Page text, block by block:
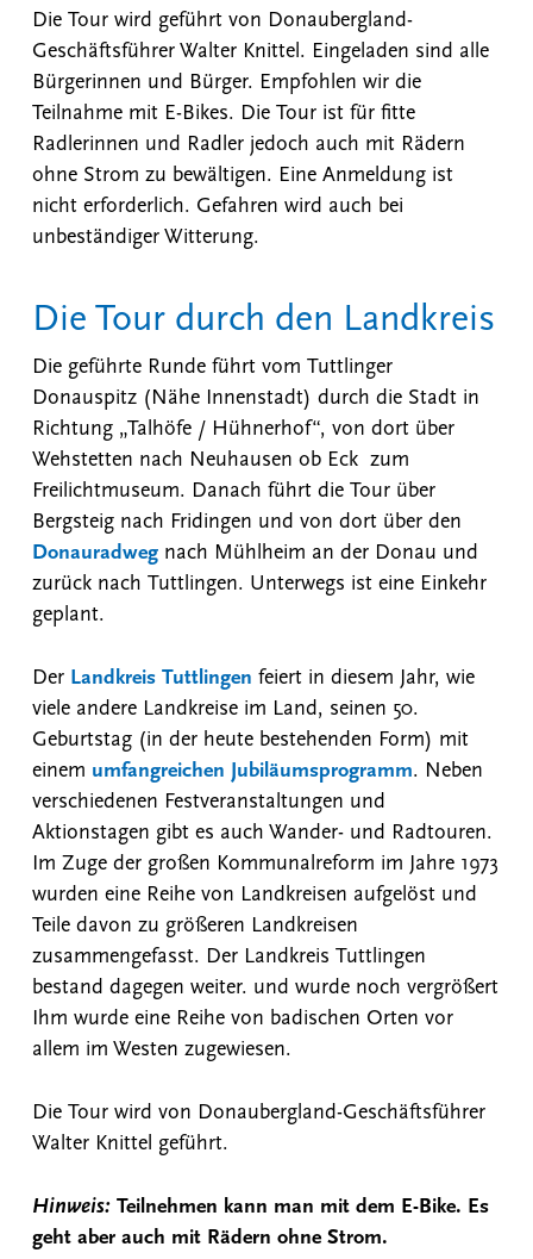
Die Tour wird geführt von Donaubergland-
Geschäftsführer Walter Knittel. Eingeladen sind alle
Bürgerinnen und Bürger. Empfohlen wir die
Teilnahme mit E-Bikes. Die Tour ist für fitte
Radlerinnen und Radler jedoch auch mit Rädern
ohne Strom zu bewältigen. Eine Anmeldung ist
nicht erforderlich. Gefahren wird auch bei
unbeständiger Witterung.
Die Tour durch den Landkreis
Die geführte Runde führt vom Tuttlinger
Donauspitz (Nähe Innenstadt) durch die Stadt in
Richtung „Talhöfe / Hühnerhof“, von dort über
Wehstetten nach Neuhausen ob Eck zum
Freilichtmuseum. Danach führt die Tour über
Bergsteig nach Fridingen und von dort über den
Donauradwegnach Mühlheim an der Donau und
zurück nach Tuttlingen. Unterwegs ist eine Einkehr
geplant.
Der Landkreis Tuttlingen feiert in diesem Jahr, wie
viele andere Landkreise im Land, seinen 50.
Geburtstag (in der heute bestehenden Form) mit
einem umfangreichen Jubiläumsprogramm. Neben
verschiedenen Festveranstaltungen und
Aktionstagen gibt es auch Wander- und Radtouren.
Im Zuge der großen Kommunalreform im Jahre 1973
wurden eine Reihe von Landkreisen aufgelöst und
Teile davon zu größeren Landkreisen
zusammengefasst. Der Landkreis Tuttlingen
bestand dagegen weiter. und wurde noch vergrößert
Ihm wurde eine Reihe von badischen Orten vor
allem im Westen zugewiesen.
Die Tour wird von Donaubergland-Geschäftsführer
Walter Knittel geführt.
Hinweis:Teilnehmen kann man mit dem E-Bike. Es
geht aber auch mit Rädern ohne Strom.